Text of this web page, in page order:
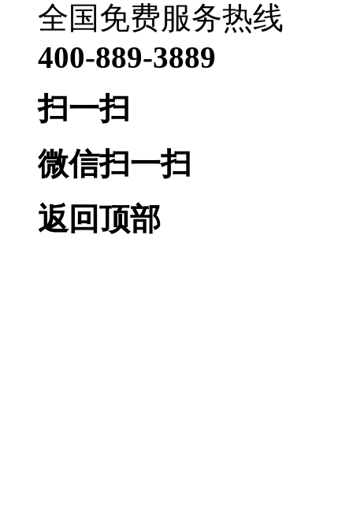
全国免费服务热线
400-889-3889
扫一扫
微信扫一扫
返回顶部